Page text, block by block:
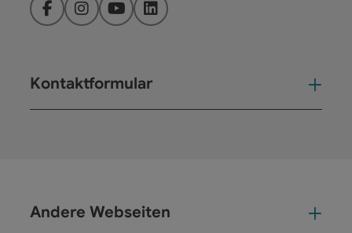
FacebookInstagramYouTubeLinkedIn
Kontaktformular
Andere Webseiten